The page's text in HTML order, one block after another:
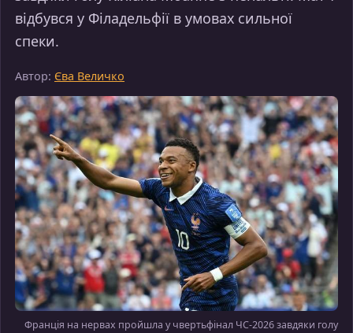
відбувся у Філадельфії в умовах сильної
спеки.
Автор: Єва Величко
Франція на нервах пройшла у чвертьфінал ЧС-2026 завдяки голу